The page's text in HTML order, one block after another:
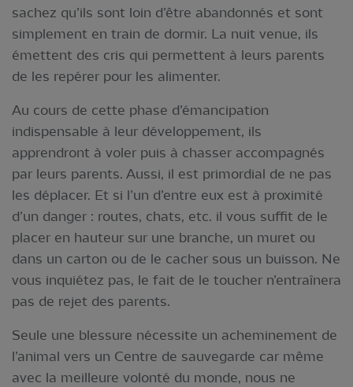
sachez qu’ils sont loin d’être abandonnés et sont
simplement en train de dormir. La nuit venue, ils
émettent des cris qui permettent à leurs parents
de les repérer pour les alimenter.
Au cours de cette phase d’émancipation
indispensable à leur développement, ils
apprendront à voler puis à chasser accompagnés
par leurs parents. Aussi, il est primordial de ne pas
les déplacer. Et si l’un d’entre eux est à proximité
d’un danger : routes, chats, etc. il vous suffit de le
placer en hauteur sur une branche, un muret ou
dans un carton ou de le cacher sous un buisson. Ne
vous inquiétez pas, le fait de le toucher n’entraînera
pas de rejet des parents.
Seule une blessure nécessite un acheminement de
l’animal vers un Centre de sauvegarde car même
avec la meilleure volonté du monde, nous ne